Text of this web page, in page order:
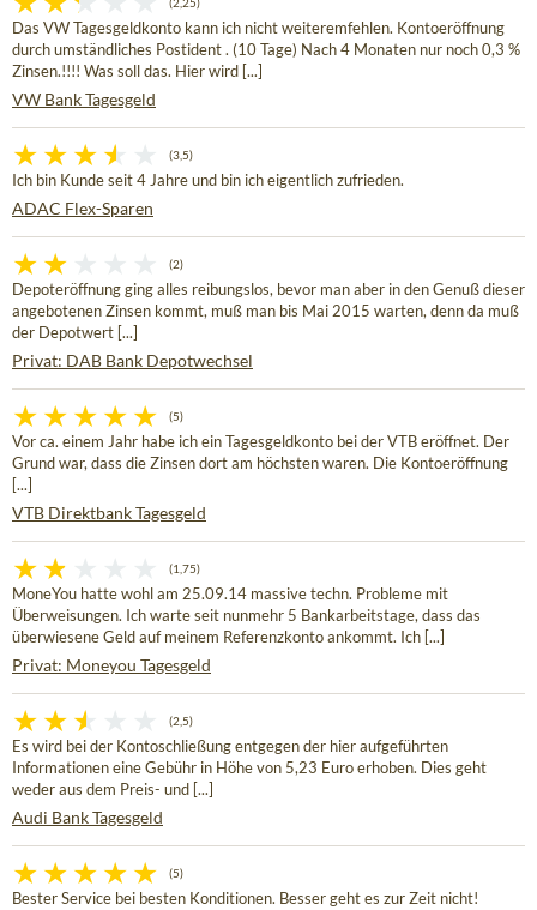
(2,25)
Das VW Tagesgeldkonto kann ich nicht weiteremfehlen. Kontoeröffnung
durch umständliches Postident . (10 Tage) Nach 4 Monaten nur noch 0,3 %
Zinsen.!!!! Was soll das. Hier wird [...]
VW Bank Tagesgeld
(3,5)
Ich bin Kunde seit 4 Jahre und bin ich eigentlich zufrieden.
ADAC Flex-Sparen
(2)
Depoteröffnung ging alles reibungslos, bevor man aber in den Genuß dieser
angebotenen Zinsen kommt, muß man bis Mai 2015 warten, denn da muß
der Depotwert [...]
Privat: DAB Bank Depotwechsel
(5)
Vor ca. einem Jahr habe ich ein Tagesgeldkonto bei der VTB eröffnet. Der
Grund war, dass die Zinsen dort am höchsten waren. Die Kontoeröffnung
[...]
VTB Direktbank Tagesgeld
(1,75)
MoneYou hatte wohl am 25.09.14 massive techn. Probleme mit
Überweisungen. Ich warte seit nunmehr 5 Bankarbeitstage, dass das
überwiesene Geld auf meinem Referenzkonto ankommt. Ich [...]
Privat: Moneyou Tagesgeld
(2,5)
Es wird bei der Kontoschließung entgegen der hier aufgeführten
Informationen eine Gebühr in Höhe von 5,23 Euro erhoben. Dies geht
weder aus dem Preis- und [...]
Audi Bank Tagesgeld
(5)
Bester Service bei besten Konditionen. Besser geht es zur Zeit nicht!